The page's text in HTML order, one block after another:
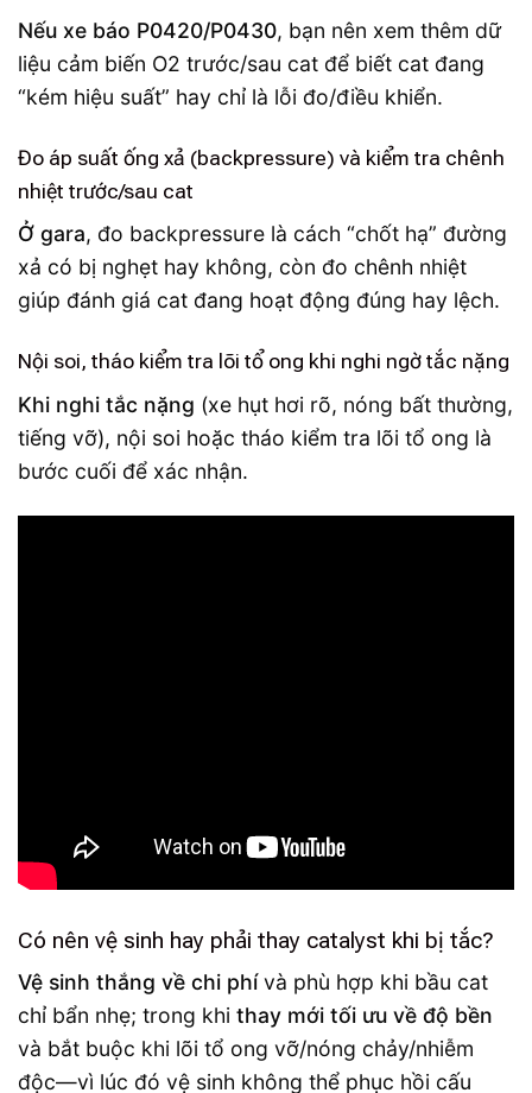
Nếu xe báo P0420/P0430, bạn nên xem thêm dữ
liệu cảm biến O2 trước/sau cat để biết cat đang
“kém hiệu suất” hay chỉ là lỗi đo/điều khiển.
Đo áp suất ống xả (backpressure) và kiểm tra chênh
nhiệt trước/sau cat
Ở gara, đo backpressure là cách “chốt hạ” đường
xả có bị nghẹt hay không, còn đo chênh nhiệt
giúp đánh giá cat đang hoạt động đúng hay lệch.
Nội soi, tháo kiểm tra lõi tổ ong khi nghi ngờ tắc nặng
Khi nghi tắc nặng (xe hụt hơi rõ, nóng bất thường,
tiếng vỡ), nội soi hoặc tháo kiểm tra lõi tổ ong là
bước cuối để xác nhận.
Có nên vệ sinh hay phải thay catalyst khi bị tắc?
Vệ sinh thắng về chi phívà phù hợp khi bầu cat
chỉ bẩn nhẹ; trong khi thay mới tối ưu về độ bền
và bắt buộc khi lõi tổ ong vỡ/nóng chảy/nhiễm
độc—vì lúc đó vệ sinh không thể phục hồi cấu